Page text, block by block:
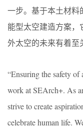
一步。基于本土材料
能型太空建造方案，
外太空的未来有着至
“Ensuring the safety
work at SEArch+. As
strive to create
celebrate human life.